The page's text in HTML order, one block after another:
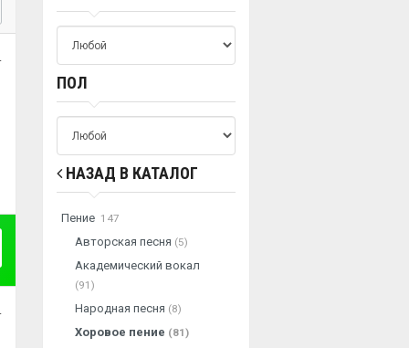
ПОЛ
НАЗАД В КАТАЛОГ
Пение 147
Авторская песня (5)
Академический вокал
(91)
Народная песня (8)
Хоровое пение (81)